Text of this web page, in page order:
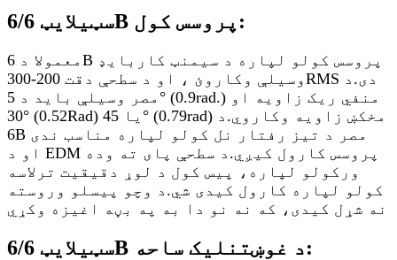
سټیلایټ 6/6B پروسس کول:
معمولا د 6B پروسس کولو لپاره د سیمنټ کاربایډ
وسیلې وکاروئ ، او د سطحې دقت 200-300RMS دی. د
مصر وسیلې باید د 5° (0.9rad.) منفي ریک زاویه او
30° (0.52Rad) یا 45° (0.79rad) مخکښ زاویه وکاروي. د
6B مصر د تیز رفتار نل کولو لپاره مناسب ندی
او د EDM پروسس کارول کیږي. د سطحې پای ته وده
ورکولو لپاره، پیس کول د لوړ دقیقیت ترلاسه
کولو لپاره کارول کیدی شي. د وچو پیسلو وروسته
نه شړل کیدی، که نه نو دا به په بڼه اغیزه وکړي
سټیلایټ 6/6B د غوښتنلیک ساحه: